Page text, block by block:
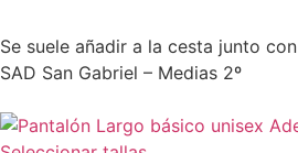
Se suele añadir a la cesta junto con
SAD San Gabriel – Medias 2º